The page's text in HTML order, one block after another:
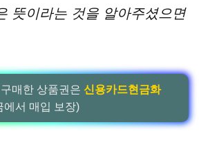
뜻이라는 것을 알아주셨으면
매한 상품권은 신용카드현금화
에서 매입 보장)